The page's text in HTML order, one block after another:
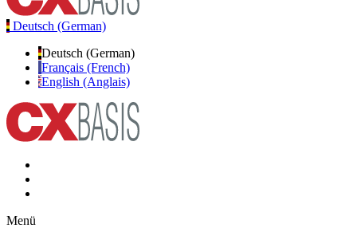
Deutsch (German)
Deutsch (German)
Français (French)
English (Anglais)
Menü